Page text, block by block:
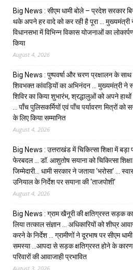
Big News : सीएम धामी बोले – प्रदेश सरकार
थके अपने हर वादे को कर रही है पूरा … मुख्यमंत्री
विधानसभा में विभिन्न विकास योजनाओं का
किया
August 4, 2026
Big News : पुष्पवर्षा और चरण प्रक्षालन के साथ
शिवभक्त कांवड़ियों का अभिनंदन … मुख्यमंत्री ने
शिविर का किया शुभारंभ, श्रद्धालुओं को अपने
… पाँच पुलिसकर्मियों एवं पाँच पर्यावरण मित्रों को
के लिए किया सम्मानित
August 4, 2026
Big News : उत्तराखंड में चिकित्सा शिक्षा में
फेरबदल … डॉ. आशुतोष सयाना को चिकित्सा
जिम्मेदारी… धामी सरकार ने जताया ‘भरोसा’ …
उनियाल के निर्देश पर सयाना की ‘ताजपोशी’
August 4, 2026
Big News : ग्राम खैनूरी की क्षतिग्रस्त सड़क
लिया तत्काल संज्ञान … अधिकारियों को शीघ्र
करने के निर्देश … ग्रामीणों ने दूरभाष पर सीएम
समस्या …आपदा से सड़क क्षतिग्रस्त होने के
परिवारों की आवाजाही प्रभावित
August 3, 2026